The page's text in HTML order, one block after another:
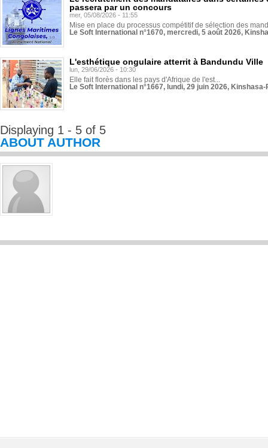
passera par un concours
mer, 05/08/2026 - 11:55
Mise en place du processus compétitif de sélection des
Le Soft International n°1670, mercredi, 5 août 2026,
L'esthétique ongulaire atterrit à Bandundu Ville
lun, 29/06/2026 - 10:30
Elle fait florès dans les pays d'Afrique de l'est...
Le Soft International n°1667, lundi, 29 juin 2026,
Displaying 1 - 5 of 5
ABOUT AUTHOR